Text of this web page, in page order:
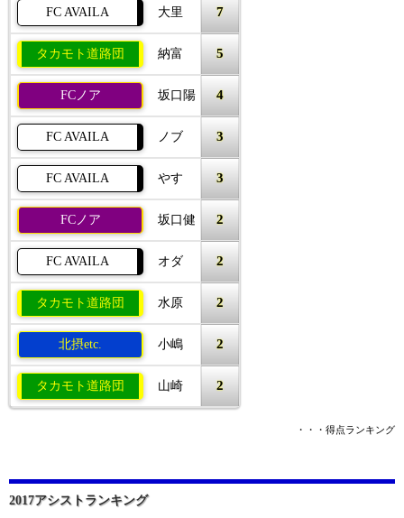
FC AVAILA 大里 7
タカモト道路団 納富 5
FCノア 坂口陽 4
FC AVAILA ノブ 3
FC AVAILA やす 3
FCノア 坂口健 2
FC AVAILA オダ 2
タカモト道路団 水原 2
北摂etc. 小嶋 2
タカモト道路団 山崎 2
・・・得点ランキング
2017アシストランキング